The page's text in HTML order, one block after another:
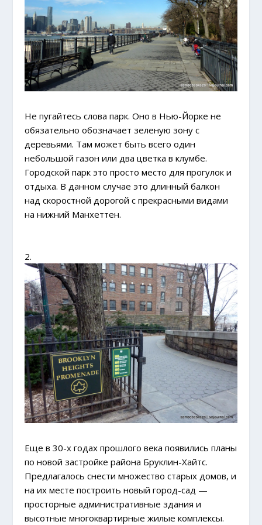
Не пугайтесь слова парк. Оно в Нью-Йорке не
обязательно обозначает зеленую зону с
деревьями. Там может быть всего один
небольшой газон или два цветка в клумбе.
Городской парк это просто место для прогулок и
отдыха. В данном случае это длинный балкон
над скоростной дорогой с прекрасными видами
на нижний Манхеттен.
2.
Еще в 30-х годах прошлого века появились планы
по новой застройке района Бруклин-Хайтс.
Предлагалось снести множество старых домов, и
на их месте построить новый город-сад —
просторные административные здания и
высотные многоквартирные жилые комплексы.